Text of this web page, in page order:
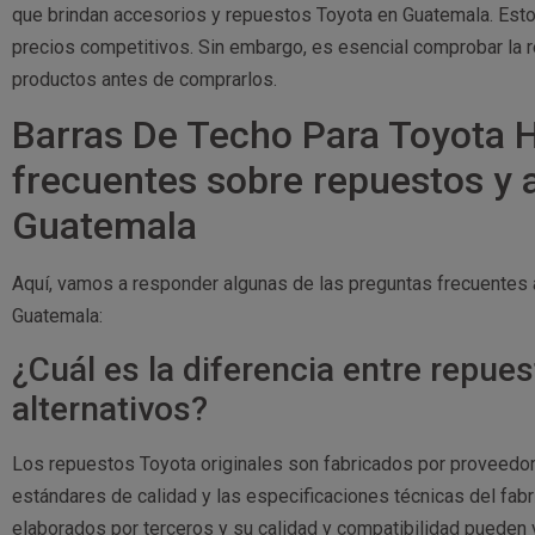
que brindan accesorios y repuestos Toyota en Guatemala.
precios competitivos. Sin embargo, es esencial comprobar la
productos antes de comprarlos.
Barras De Techo Para Toyota
frecuentes sobre repuestos y
Guatemala
Aquí, vamos a responder algunas de las preguntas
Guatemala:
¿Cuál es la diferencia entre
alternativos?
Los repuestos Toyota originales son fabricados por
estándares de calidad y las especificaciones técnicas del
elaborados por terceros y su calidad y compatibilidad pueden